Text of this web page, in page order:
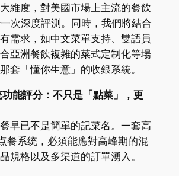
維度，對美國市場上主流的餐飲
次深度評測。同時，我們將結合
需求，如中文菜單支持、雙語員
亞洲餐飲複雜的菜式定制化等場
套「懂你生意」的收銀系統。
能評分：不只是「點菜」，更
早已不是簡單的記菜名。一套高
餐系统，必須能應對高峰期的混
規格以及多渠道的訂單湧入。